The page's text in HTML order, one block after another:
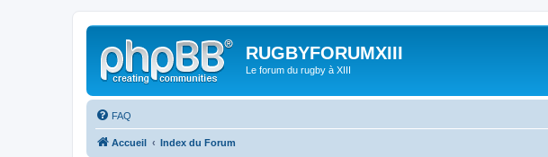
RUGBYFORUMXIII
Le forum du rugby à XIII
FAQ
Accueil Index du Forum